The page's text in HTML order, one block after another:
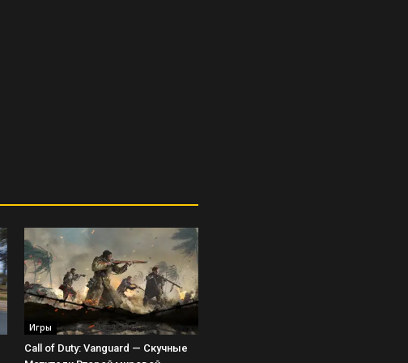
Игры
Call of Duty: Vanguard — Скучные